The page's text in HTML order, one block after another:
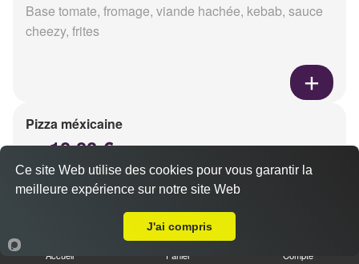
Base tomate, fromage, viande hachée, kebab, sauce
cheezy, frites
Pizza méxicaine
10.00 €
Base sauce barbecue, fromage, viande hachée,
Accueil Panier Compte
Ce site Web utilise des cookies pour vous garantir la
meilleure expérience sur notre site Web
J'ai compris